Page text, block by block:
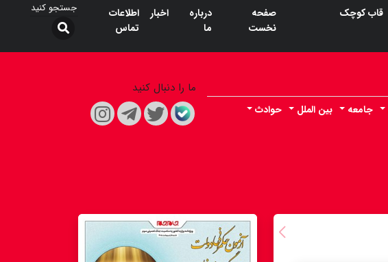
قاب کوچک
صفحه
نخست
درباره
ما
اخبار
اطلاعات
تماس
جامعه بین الملل
حوادث
ما را دنبال کنید